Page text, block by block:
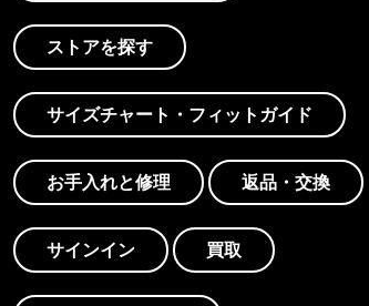
ストアを探す
サイズチャート・フィットガイド
お手入れと修理 返品・交換
サインイン 買取